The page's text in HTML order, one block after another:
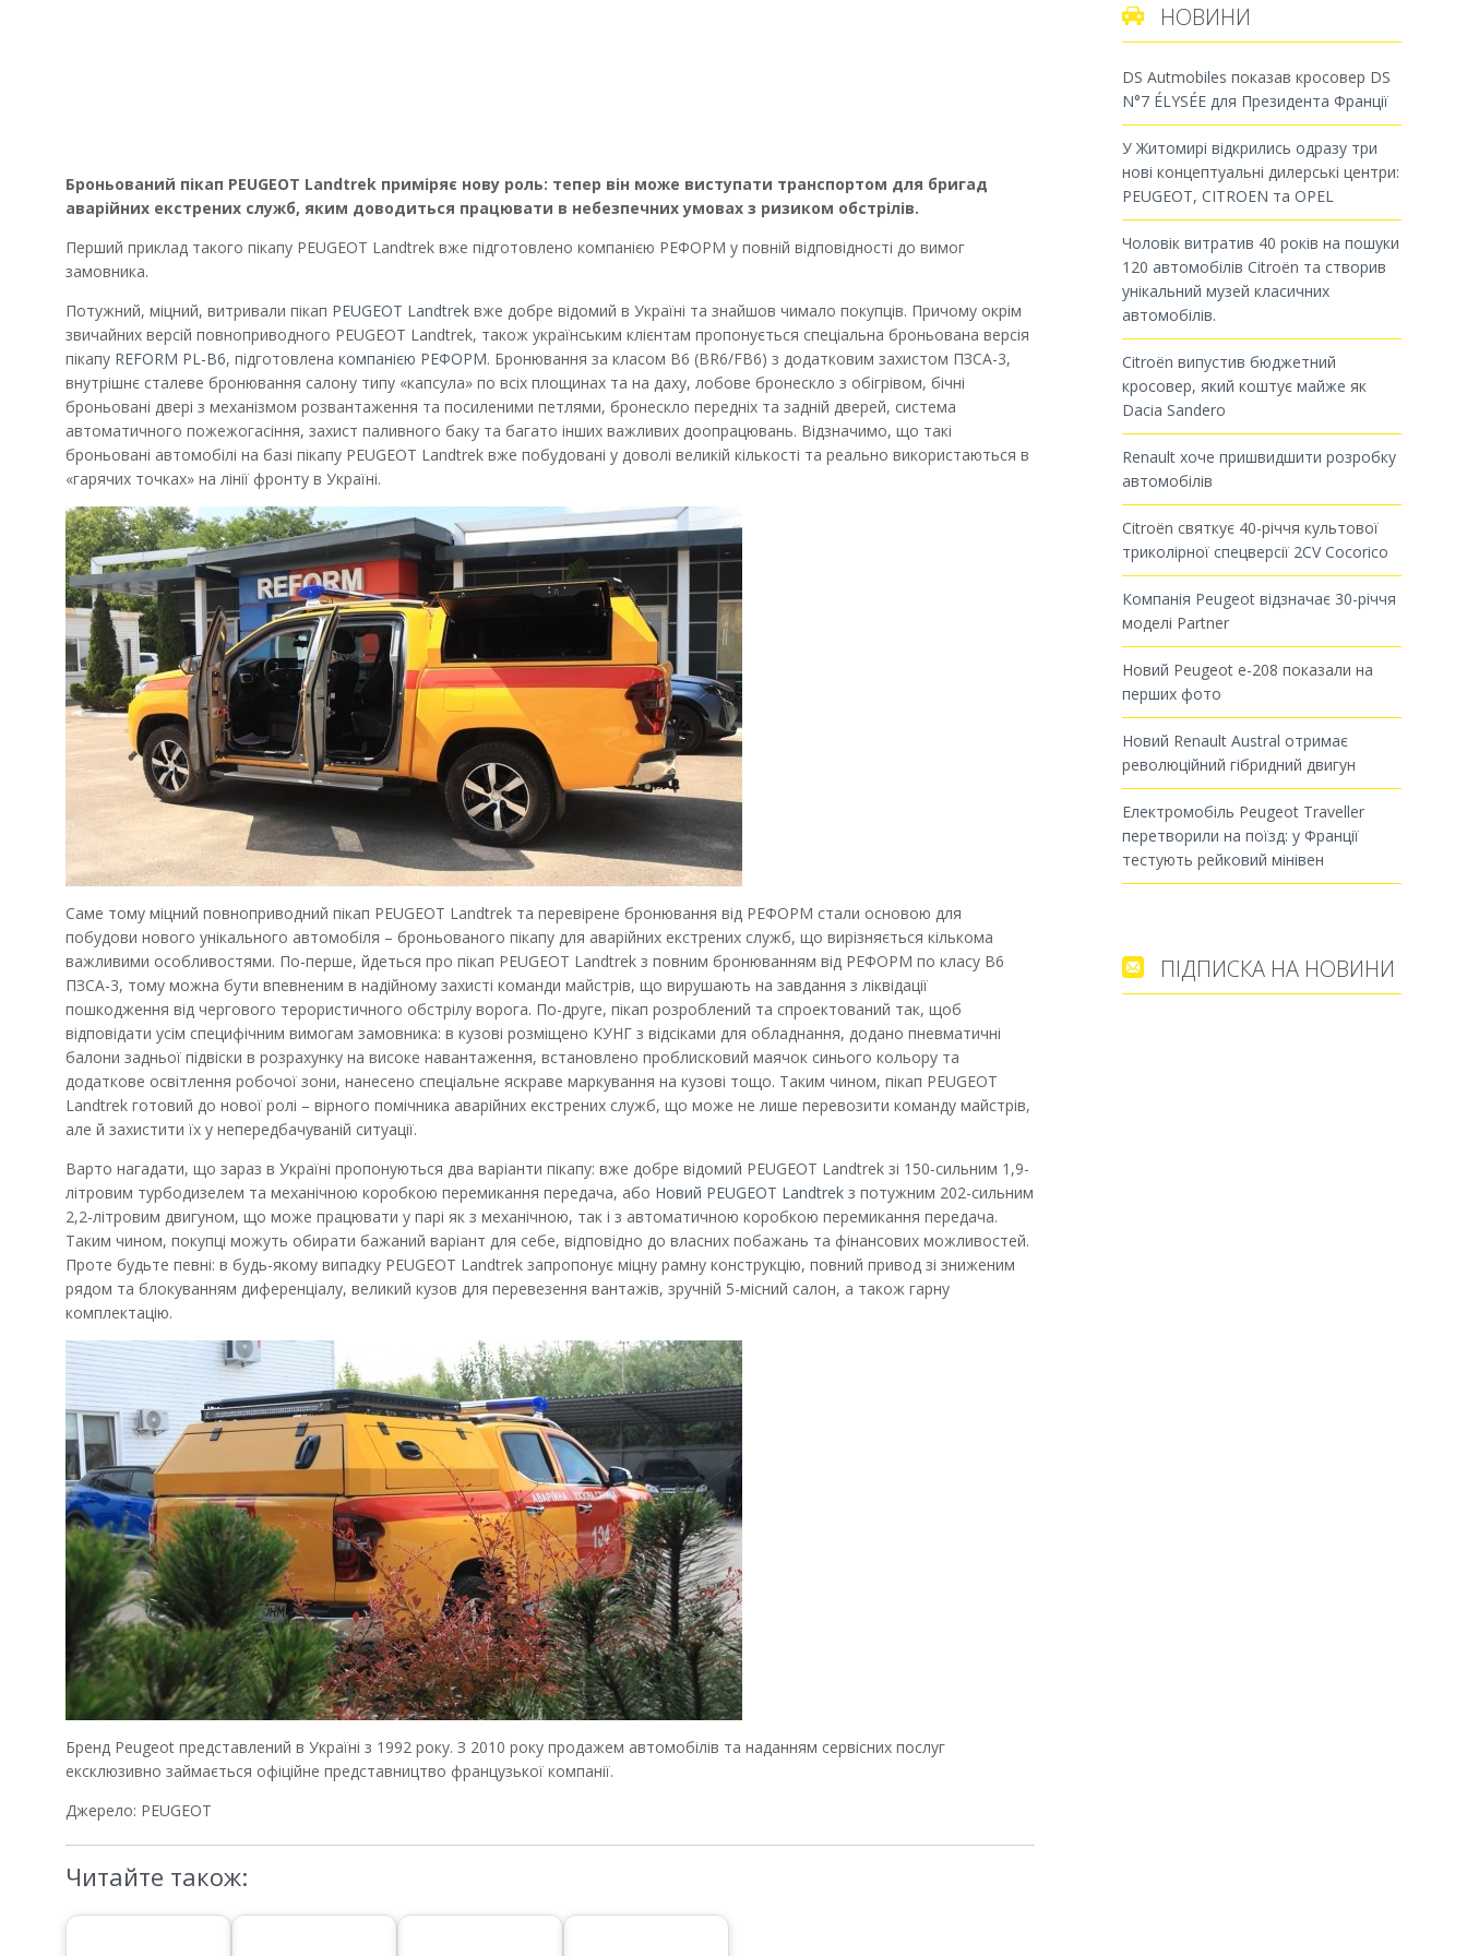
Броньований пікап PEUGEOT Landtrek приміряє нову роль: тепер він може виступати транспортом для бригад
аварійних екстрених служб, яким доводиться працювати в небезпечних умовах з ризиком обстрілів.
Перший приклад такого пікапу PEUGEOT Landtrek вже підготовлено компанією РЕФОРМ у повній відповідності до вимог
замовника.
Потужний, міцний, витривали пікап PEUGEOT Landtrek вже добре відомий в Україні та знайшов чимало покупців. Причому окрім
звичайних версій повноприводного PEUGEOT Landtrek, також українським клієнтам пропонується спеціальна броньована версія
пікапу REFORM PL-B6, підготовлена компанією РЕФОРМ. Бронювання за класом B6 (BR6/FB6) з додатковим захистом ПЗСА-3,
внутрішнє сталеве бронювання салону типу «капсула» по всіх площинах та на даху, лобове бронескло з обігрівом, бічні
броньовані двері з механізмом розвантаження та посиленими петлями, бронескло передніх та задній дверей, система
автоматичного пожежогасіння, захист паливного баку та багато інших важливих доопрацювань. Відзначимо, що такі
броньовані автомобілі на базі пікапу PEUGEOT Landtrek вже побудовані у доволі великій кількості та реально використаються в
«гарячих точках» на лінії фронту в Україні.
Саме тому міцний повноприводний пікап PEUGEOT Landtrek та перевірене бронювання від РЕФОРМ стали основою для
побудови нового унікального автомобіля – броньованого пікапу для аварійних екстрених служб, що вирізняється кількома
важливими особливостями. По-перше, йдеться про пікап PEUGEOT Landtrek з повним бронюванням від РЕФОРМ по класу B6
ПЗСА-3, тому можна бути впевненим в надійному захисті команди майстрів, що вирушають на завдання з ліквідації
пошкодження від чергового терористичного обстрілу ворога. По-друге, пікап розроблений та спроектований так, щоб
відповідати усім специфічним вимогам замовника: в кузові розміщено КУНГ з відсіками для обладнання, додано пневматичні
балони задньої підвіски в розрахунку на високе навантаження, встановлено проблисковий маячок синього кольору та
додаткове освітлення робочої зони, нанесено спеціальне яскраве маркування на кузові тощо. Таким чином, пікап PEUGEOT
Landtrek готовий до нової ролі – вірного помічника аварійних екстрених служб, що може не лише перевозити команду майстрів,
але й захистити їх у непередбачуваній ситуації.
Варто нагадати, що зараз в Україні пропонуються два варіанти пікапу: вже добре відомий PEUGEOT Landtrek зі 150-сильним 1,9-
літровим турбодизелем та механічною коробкою перемикання передача, або Новий PEUGEOT Landtrek з потужним 202-сильним
2,2-літровим двигуном, що може працювати у парі як з механічною, так і з автоматичною коробкою перемикання передача.
Таким чином, покупці можуть обирати бажаний варіант для себе, відповідно до власних побажань та фінансових можливостей.
Проте будьте певні: в будь-якому випадку PEUGEOT Landtrek запропонує міцну рамну конструкцію, повний привод зі зниженим
рядом та блокуванням диференціалу, великий кузов для перевезення вантажів, зручній 5-місний салон, а також гарну
комплектацію.
Бренд Peugeot представлений в Україні з 1992 року. З 2010 року продажем автомобілів та наданням сервісних послуг
ексклюзивно займається офіційне представництво французької компанії.
Джерело: PEUGEOT
Читайте також:
 НОВИНИ
DS Autmobiles показав кросовер DS
N°7 ÉLYSÉE для Президента Франції
У Житомирі відкрились одразу три
нові концептуальні дилерські центри:
PEUGEOT, CITROEN та OPEL
Чоловік витратив 40 років на пошуки
120 автомобілів Citroën та створив
унікальний музей класичних
автомобілів.
Citroën випустив бюджетний
кросовер, який коштує майже як
Dacia Sandero
Renault хоче пришвидшити розробку
автомобілів
Citroën святкує 40-річчя культової
триколірної спецверсії 2CV Cocorico
Компанія Peugeot відзначає 30-річчя
моделі Partner
Новий Peugeot e-208 показали на
перших фото
Новий Renault Austral отримає
революційний гібридний двигун
Електромобіль Peugeot Traveller
перетворили на поїзд: у Франції
тестують рейковий мінівен
 ПІДПИСКА НА НОВИНИ